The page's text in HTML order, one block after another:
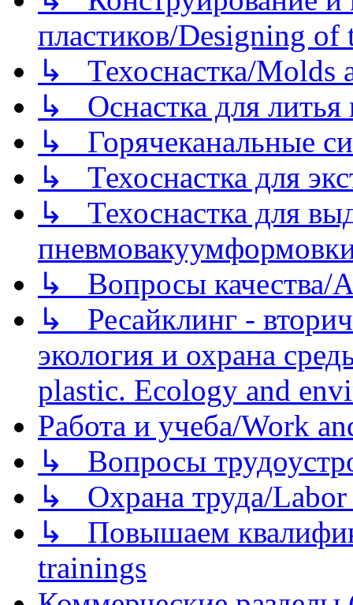
пластиков/Designing of
↳ Техоснастка/Molds
↳ Оснастка для литья
↳ Горячеканальные
↳ Техоснастка для
↳ Техоснастка для
↳ Вопросы качества/
↳ Ресайклинг -
экология и охрана
plastic. Ecology and
Работа и учеба/Work
↳ Вопросы
↳ Охрана труда/Labor
↳ Повышаем
trainings